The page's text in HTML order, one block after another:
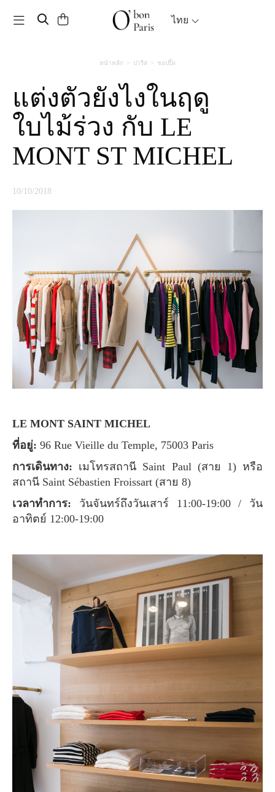
Toggle navigation ไทย
หน้าหลัก ปารีส ชอปปิ้ง
แต่งตัวยังไงในฤดู
ใบไม้ร่วง กับ LE
MONT ST MICHEL
10/10/2018
LE MONT SAINT MICHEL
ที่อยู่: 96 Rue Vieille du Temple, 75003 Paris
การเดินทาง: เมโทรสถานี Saint Paul (สาย 1) หรือ
สถานี Saint Sébastien Froissart (สาย 8)
เวลาทำการ: วันจันทร์ถึงวันเสาร์ 11:00-19:00 / วัน
อาทิตย์ 12:00-19:00